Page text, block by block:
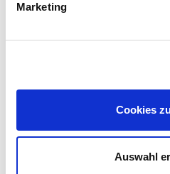
Marketing
Cookies
Auswahl
Osa 38
Osa 39
Osa 41
Osa 43